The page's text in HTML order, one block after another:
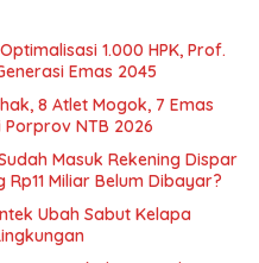
1.000 HPK, Prof.
Emas 2045
8 Atlet Mogok, 7 Emas
NTB 2026
Masuk Rekening Dispar
Miliar Belum Dibayar?
Ubah Sabut Kelapa